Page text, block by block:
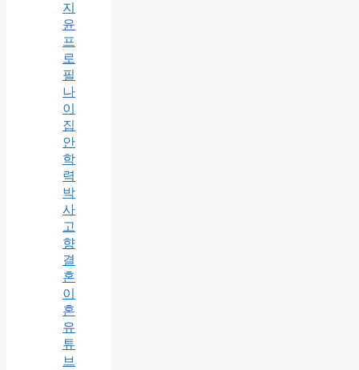
지
윤
프
로
필
나
이
집
안
학
력
박
사
고
향
결
혼
이
혼
유
튜
브